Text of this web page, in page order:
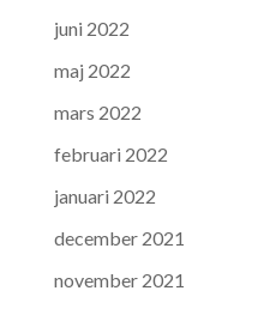
juni 2022
maj 2022
mars 2022
februari 2022
januari 2022
december 2021
november 2021